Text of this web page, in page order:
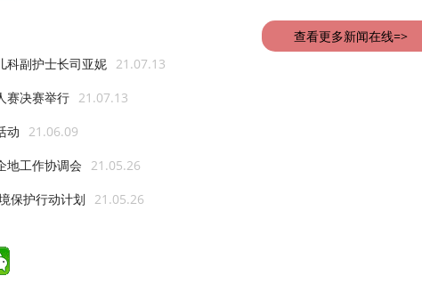
查看更多新闻在线=>
副护士长司亚妮 21.07.13
赛决赛举行 21.07.13
动 21.06.09
地工作协调会 21.05.26
保护行动计划 21.05.26